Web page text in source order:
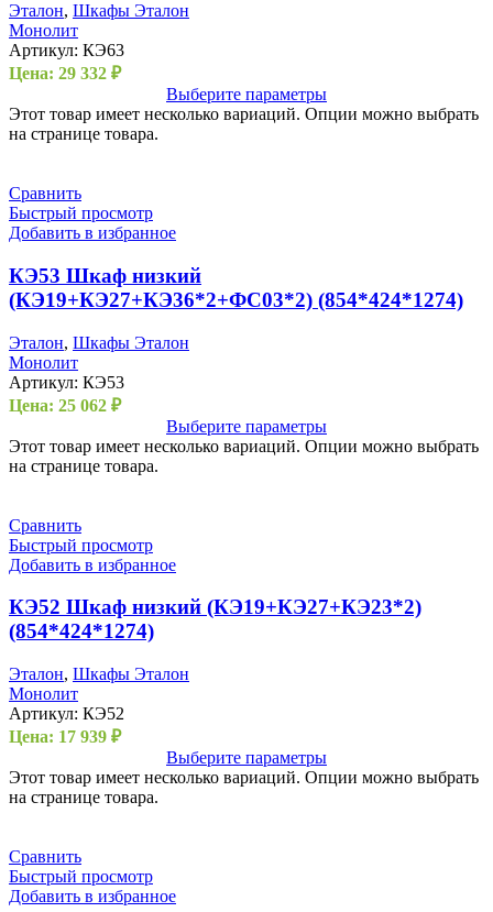
Эталон, Шкафы Эталон
Монолит
Артикул: КЭ63
Цена: 29 332 ₽
Выберите параметры
Этот товар имеет несколько вариаций. Опции можно выбрать
на странице товара.
Сравнить
Быстрый просмотр
Добавить в избранное
КЭ53 Шкаф низкий
(КЭ19+КЭ27+КЭ36*2+ФС03*2) (854*424*1274)
Эталон, Шкафы Эталон
Монолит
Артикул: КЭ53
Цена: 25 062 ₽
Выберите параметры
Этот товар имеет несколько вариаций. Опции можно выбрать
на странице товара.
Сравнить
Быстрый просмотр
Добавить в избранное
КЭ52 Шкаф низкий (КЭ19+КЭ27+КЭ23*2)
(854*424*1274)
Эталон, Шкафы Эталон
Монолит
Артикул: КЭ52
Цена: 17 939 ₽
Выберите параметры
Этот товар имеет несколько вариаций. Опции можно выбрать
на странице товара.
Сравнить
Быстрый просмотр
Добавить в избранное